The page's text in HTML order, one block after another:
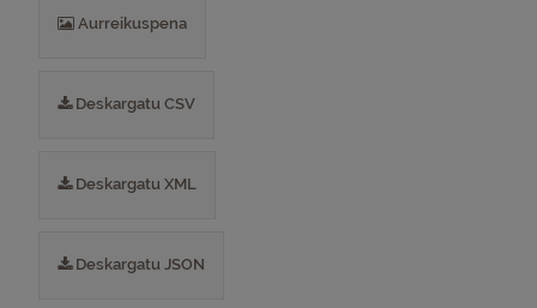
Aurreikuspena
Deskargatu CSV
Deskargatu XML
Deskargatu JSON